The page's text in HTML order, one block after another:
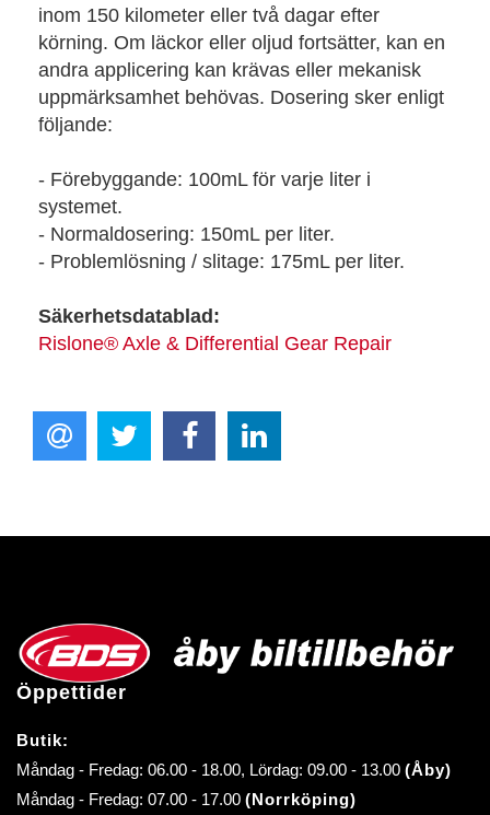
inom 150 kilometer eller två dagar efter
körning. Om läckor eller oljud fortsätter, kan en
andra applicering kan krävas eller mekanisk
uppmärksamhet behövas. Dosering sker enligt
följande:
- Förebyggande: 100mL för varje liter i
systemet.
- Normaldosering: 150mL per liter.
- Problemlösning / slitage: 175mL per liter.
Säkerhetsdatablad:
Rislone® Axle & Differential Gear Repair
Öppettider
Butik:
Måndag - Fredag: 06.00 - 18.00, Lördag: 09.00 - 13.00 (Åby)
Måndag - Fredag: 07.00 - 17.00 (Norrköping)